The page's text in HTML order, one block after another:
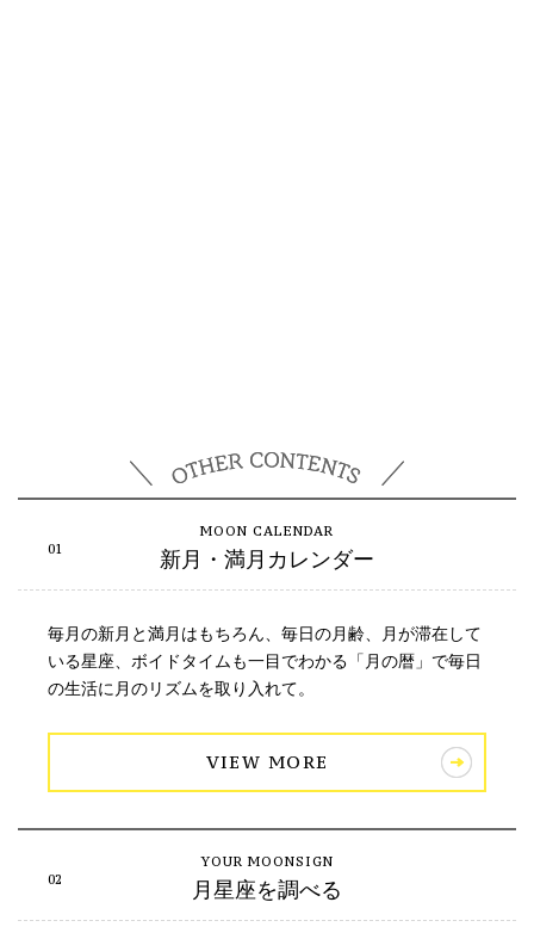
新月・満月カレンダー
毎月の新月と満月はもちろん、毎日の月齢、月が滞在して
いる星座、ボイドタイムも一目でわかる「月の暦」で毎日
の生活に月のリズムを取り入れて。
VIEW MORE
月星座を調べる